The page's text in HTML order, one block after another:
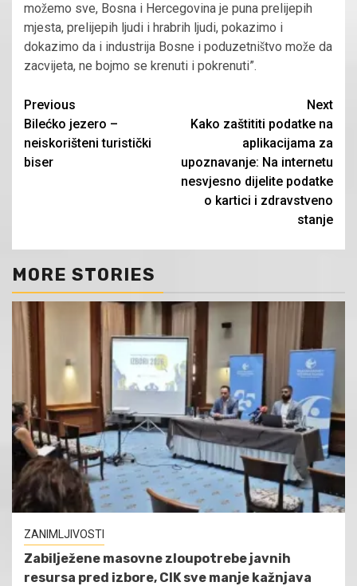
možemo sve, Bosna i Hercegovina je puna prelijepih
mjesta, prelijepih ljudi i hrabrih ljudi, pokazimo i
dokazimo da i industrija Bosne i poduzetništvo može da
zacvijeta, ne bojmo se krenuti i pokrenuti”.
Continue
Reading
Previous
Bilećko jezero –
neiskorišteni turistički
biser
Next
Kako zaštititi podatke na
aplikacijama za
upoznavanje: Na internetu
nesvjesno dijelite podatke
o kartici i zdravstveno
stanje
MORE STORIES
ZANIMLJIVOSTI
Zabilježene masovne zloupotrebe javnih
resursa pred izbore, CIK sve manje kažnjava